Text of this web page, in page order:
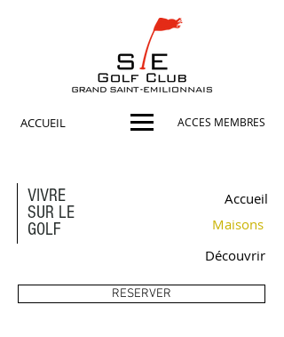
ACCES MEMBRES
ACCUEIL
VIVRE
SUR LE
GOLF
Accueil
Maisons
Découvrir
RESERVER